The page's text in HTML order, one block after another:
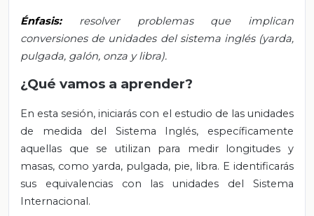
Énfasis: resolver problemas que implican
conversiones de unidades del sistema inglés (yarda,
pulgada, galón, onza y libra).
¿Qué vamos a aprender?
En esta sesión, iniciarás con el estudio de las unidades
de medida del Sistema Inglés, específicamente
aquellas que se utilizan para medir longitudes y
masas, como yarda, pulgada, pie, libra. E identificarás
sus equivalencias con las unidades del Sistema
Internacional.